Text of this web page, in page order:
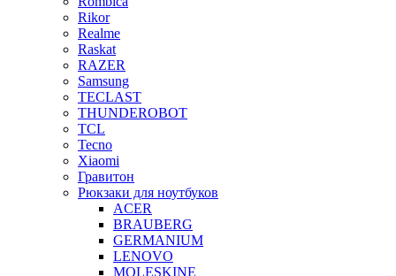
Rikor
Realme
Raskat
RAZER
Samsung
TECLAST
THUNDEROBOT
TCL
Tecno
Xiaomi
Гравитон
Рюкзаки для ноутбуков
ACER
BRAUBERG
GERMANIUM
LENOVO
MOLESKINE